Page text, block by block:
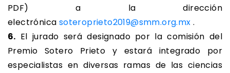
PDF) a la dirección
electrónica soteroprieto2019@smm.org.mx .
6. El jurado será designado por la comisión del
Premio Sotero Prieto y estará integrado por
especialistas en diversas ramas de las ciencias